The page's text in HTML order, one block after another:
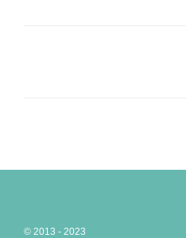
© 2013 - 2023